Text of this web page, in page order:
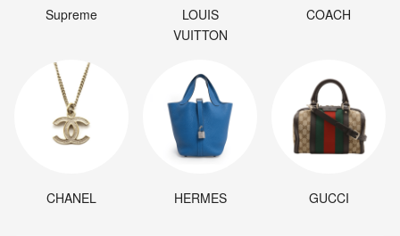
Supreme
LOUIS
VUITTON
COACH
CHANEL HERMES GUCCI